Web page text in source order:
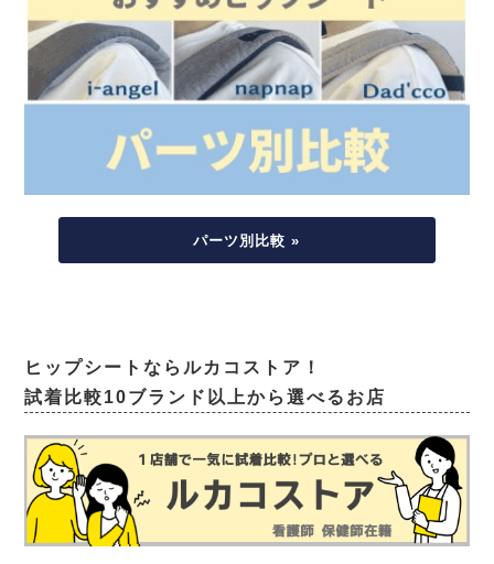
パーツ別比較 »
ヒップシートならルカコストア！
試着比較10ブランド以上から選べるお店